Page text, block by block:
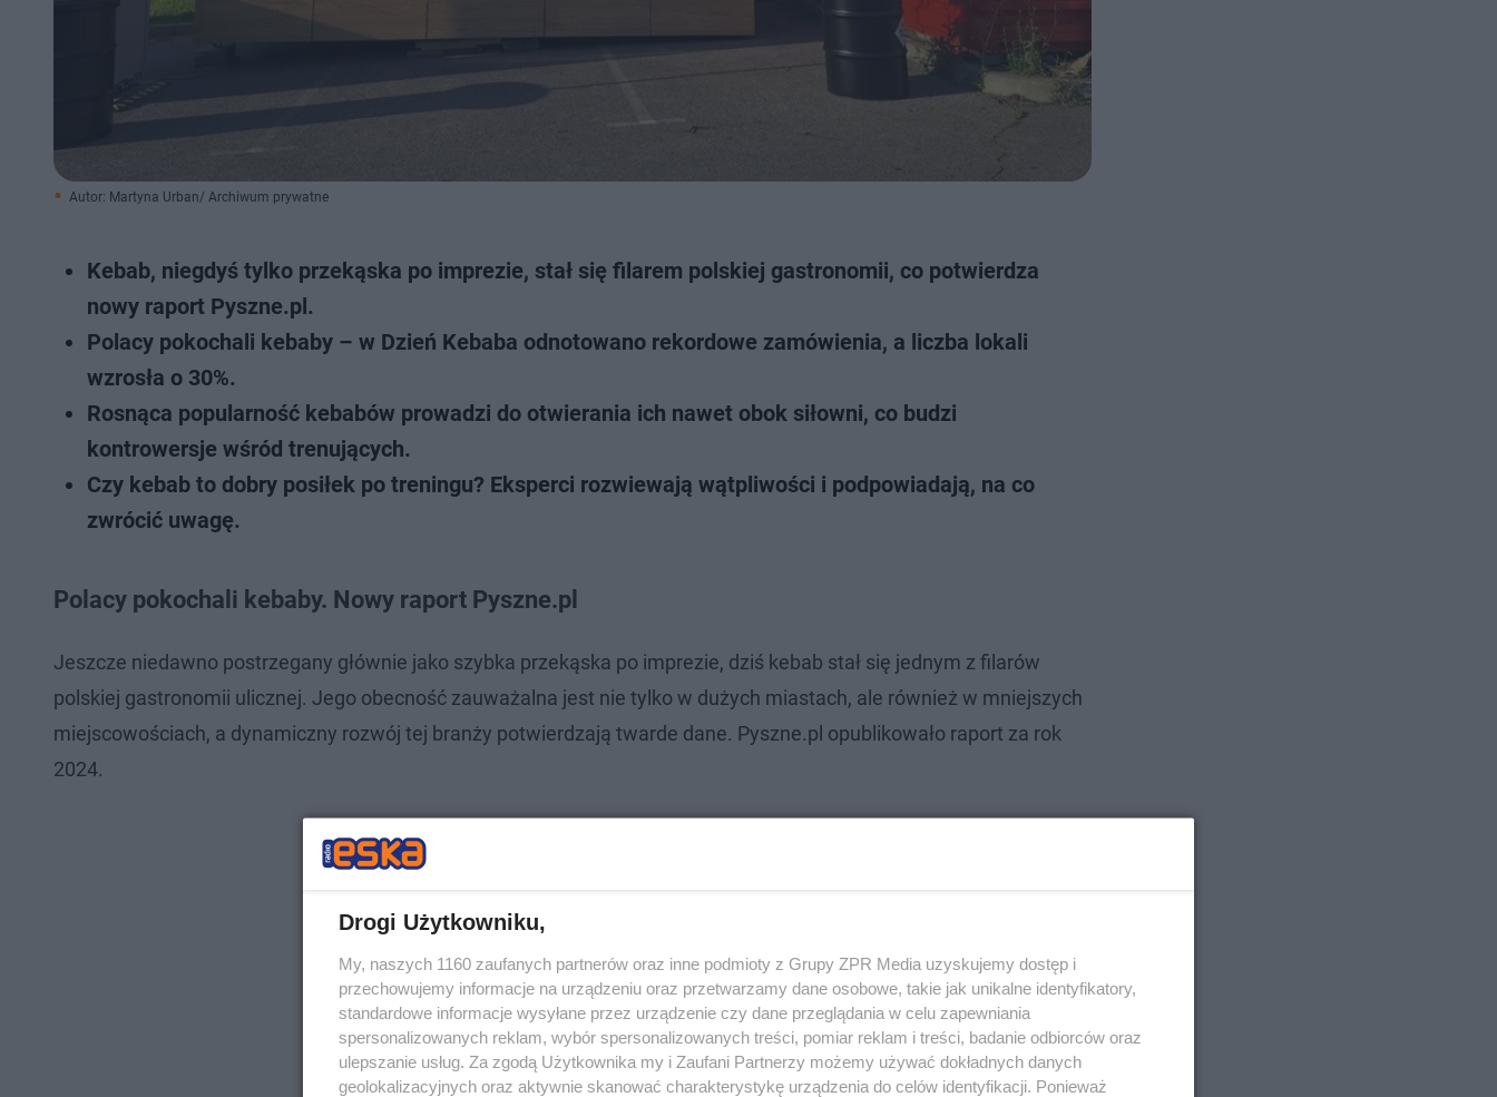
Autor: Martyna Urban/ Archiwum prywatne
Kebab, niegdyś tylko przekąska po imprezie, stał się filarem polskiej gastronomii, co potwierdza
nowy raport Pyszne.pl.
Polacy pokochali kebaby – w Dzień Kebaba odnotowano rekordowe zamówienia, a liczba lokali
wzrosła o 30%.
Rosnąca popularność kebabów prowadzi do otwierania ich nawet obok siłowni, co budzi
kontrowersje wśród trenujących.
Czy kebab to dobry posiłek po treningu? Eksperci rozwiewają wątpliwości i podpowiadają, na co
zwrócić uwagę.
Polacy pokochali kebaby. Nowy raport Pyszne.pl
Jeszcze niedawno postrzegany głównie jako szybka przekąska po imprezie, dziś kebab stał się jednym z filarów
polskiej gastronomii ulicznej. Jego obecność zauważalna jest nie tylko w dużych miastach, ale również w mniejszych
miejscowościach, a dynamiczny rozwój tej branży potwierdzają twarde dane. Pyszne.pl opublikowało raport za rok
2024.
Drogi Użytkowniku,
My, naszych 1160 zaufanych partnerów oraz inne podmioty z Grupy ZPR Media uzyskujemy dostęp i
przechowujemy informacje na urządzeniu oraz przetwarzamy dane osobowe, takie jak unikalne identyfikatory,
standardowe informacje wysyłane przez urządzenie czy dane przeglądania w celu zapewniania
spersonalizowanych reklam, wybór spersonalizowanych treści, pomiar reklam i treści, badanie odbiorców oraz
ulepszanie usług. Za zgodą Użytkownika my i Zaufani Partnerzy możemy używać dokładnych danych
geolokalizacyjnych oraz aktywnie skanować charakterystykę urządzenia do celów identyfikacji. Ponieważ